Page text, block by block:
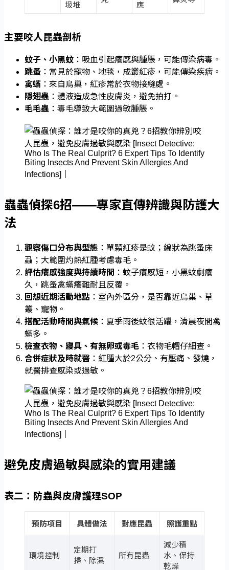
圾堆 應
主要咬人昆蟲剖析
蚊子、小黑蚊 ：吸血引起癢感與腫脹，可能傳染病毒。
跳蚤 ：常見於寵物、地毯，成叢紅疹，可能傳染疾病。
禽蟎 ：來自鳥巢，紅疹常於衣物接縫處。
隱翅蟲 ：體液造成急性皮膚炎，避免拍打。
毛毛蟲 ：毒毛導致大範圍過敏腫脹。
蟲蟲偵探6招――專家直傳辨識與防護大
法
觀察傷口分布與型態 ：單顆紅疹是蚊；線狀為跳蚤床
蝨；大範圍灼熱紅腫考慮毒毛。
評估癢感強度與持續時間 ：蚊子癢感短，小黑蚊劇癢
久，跳蚤禽蟎癢難耐且反覆。
回想近期活動地點 ：室內外區分，是否靠近鳥巢、草
叢、寵物。
搭配活動時間與氣候 ：夏季雨後蚊很活躍，清晨夜間禽
蟎多。
檢查衣物、寢具、有無卵或毒毛 ：衣物毛帽仔細查。
合併症狀及時就醫 ：紅腫大於2公分、有壓痛、發燒，
就醫排查感染或過敏。
避免皮膚過敏與感染的實用建議
表二：防蟲與皮膚護理SOP
預防項目 具體做法 對應昆蟲 照護重點
環境控制
定期打
掃、除濕
所有昆蟲
減少積
水、保持
乾燥